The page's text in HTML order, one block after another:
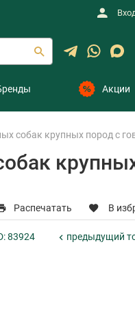
Акции
собак крупных пород с
Распечатать В
83924 предыдущий